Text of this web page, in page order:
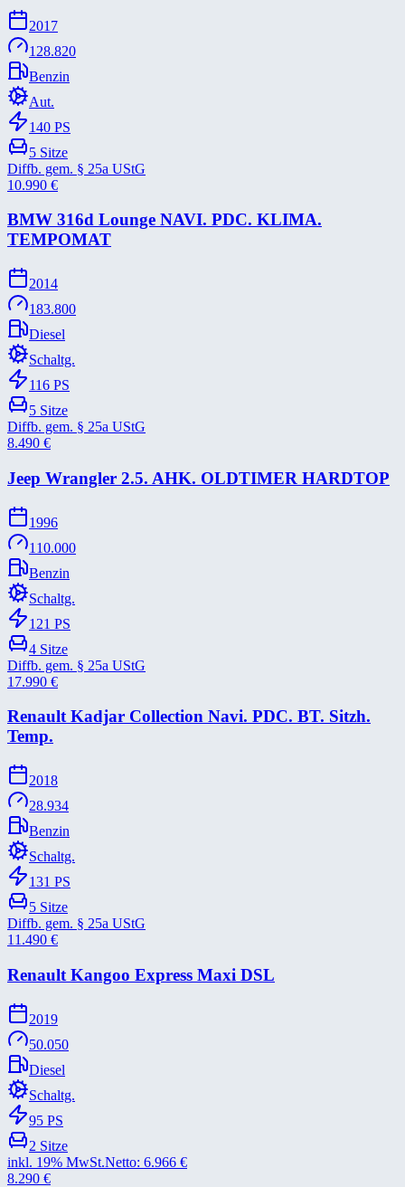
2017
128.820
Benzin
Aut.
140 PS
5 Sitze
Diffb. gem. § 25a UStG
10.990 €
BMW 316d Lounge NAVI. PDC. KLIMA.
TEMPOMAT
2014
183.800
Diesel
Schaltg.
116 PS
5 Sitze
Diffb. gem. § 25a UStG
8.490 €
Jeep Wrangler 2.5. AHK. OLDTIMER HARDTOP
1996
110.000
Benzin
Schaltg.
121 PS
4 Sitze
Diffb. gem. § 25a UStG
17.990 €
Renault Kadjar Collection Navi. PDC. BT. Sitzh.
Temp.
2018
28.934
Benzin
Schaltg.
131 PS
5 Sitze
Diffb. gem. § 25a UStG
11.490 €
Renault Kangoo Express Maxi DSL
2019
50.050
Diesel
Schaltg.
95 PS
2 Sitze
inkl. 19% MwSt.Netto: 6.966 €
8.290 €